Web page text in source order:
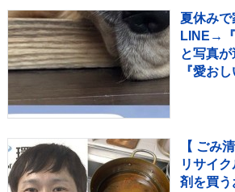
夏休みで
LINE→『
と写真
『愛お
【 ごみ
リサイ
剤を買う